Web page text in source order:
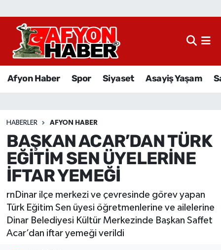
Afyon Haber Spor Siyaset Asayiş Yaşam
HABERLER AFYON HABER
BAŞKAN ACAR’DAN TÜRK
EĞİTİM SEN ÜYELERİNE
İFTAR YEMEĞİ
rnDinar ilçe merkezi ve çevresinde görev yapan
Türk Eğitim Sen üyesi öğretmenlerine ve ailelerine
Dinar Belediyesi Kültür Merkezinde Başkan Saffet
Acar’dan iftar yemeği verildi
Afyon Haber
Sağlık
Eğitim
Ekonomi
Magazin